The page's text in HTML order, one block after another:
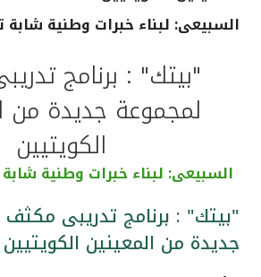
القنوات المصرفية
أدوات وخدمات
خدمات ما بعد البيع
اتصل بنا
مواقع الفروع وأجهزة الصرف الآلي
السبيعى: لبناء خبرات وطنية شابة
"بيتك" : برنامج
لمجموعة جديدة من
الكويتيين
السبيعى: لبناء خبرات وطنية
"بيتك" : برنامج تدريبى
جديدة من المعينين الكويتيين